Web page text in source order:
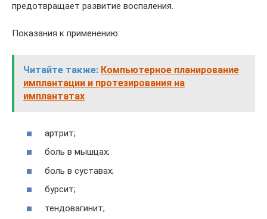
предотвращает развитие воспаления.
Показания к применению:
Читайте также: Компьютерное планирование
имплантации и протезирования на
имплантатах
артрит;
боль в мышцах;
боль в суставах;
бурсит;
тендовагинит;